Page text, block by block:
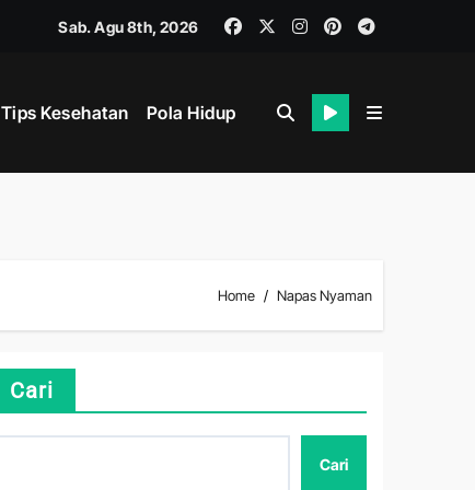
Sab. Agu 8th, 2026
Tips Kesehatan Pola Hidup
Home Napas Nyaman
Cari
Cari